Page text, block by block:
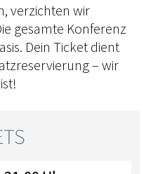
verzichten wir
gesamte Konferenz
Dein Ticket dient
– wir